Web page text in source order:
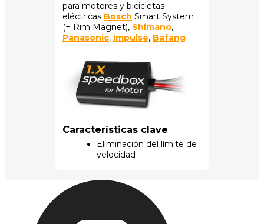
para motores y bicicletas
eléctricas Bosch Smart System
(+ Rim Magnet), Shimano,
Panasonic, Impulse, Bafang
Características clave
Eliminación del límite de
velocidad